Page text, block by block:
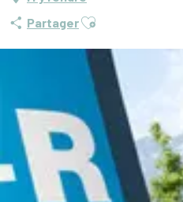
PartagerAjouter aux favoris